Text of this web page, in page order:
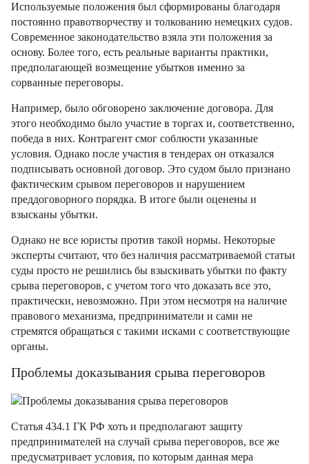
Используемые положения был сформированы благодаря
постоянно правотворчеству и толкованию немецких судов.
Современное законодательство взяла эти положения за
основу. Более того, есть реальные варианты практики,
предполагающей возмещение убытков именно за
сорванные переговоры.
Например, было обговорено заключение договора. Для
этого необходимо было участие в торгах и, соответственно,
победа в них. Контрагент смог соблюсти указанные
условия. Однако после участия в тендерах он отказался
подписывать основной договор. Это судом было признано
фактическим срывом переговоров и нарушением
преддоговорного порядка. В итоге были оценены и
взысканы убытки.
Однако не все юристы против такой нормы. Некоторые
эксперты считают, что без наличия рассматриваемой статьи
суды просто не решились бы взыскивать убытки по факту
срыва переговоров, с учетом того что доказать все это,
практически, невозможно. При этом несмотря на наличие
правового механизма, предприниматели и сами не
стремятся обращаться с такими исками с соответствующие
органы.
Проблемы доказывания срыва переговоров
Статья 434.1 ГК РФ хоть и предполагают защиту
предпринимателей на случай срыва переговоров, все же
предусматривает условия, по которым данная мера